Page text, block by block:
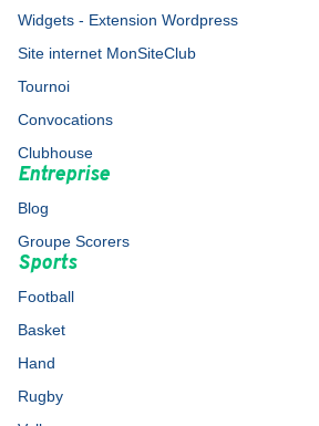
Widgets - Extension Wordpress
Site internet MonSiteClub
Tournoi
Convocations
Clubhouse
Entreprise
Blog
Groupe Scorers
Sports
Football
Basket
Hand
Rugby